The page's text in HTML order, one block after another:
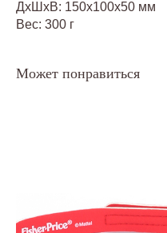
ДxШxВ: 150x100x50 мм
Вес: 300 г
Может понравиться